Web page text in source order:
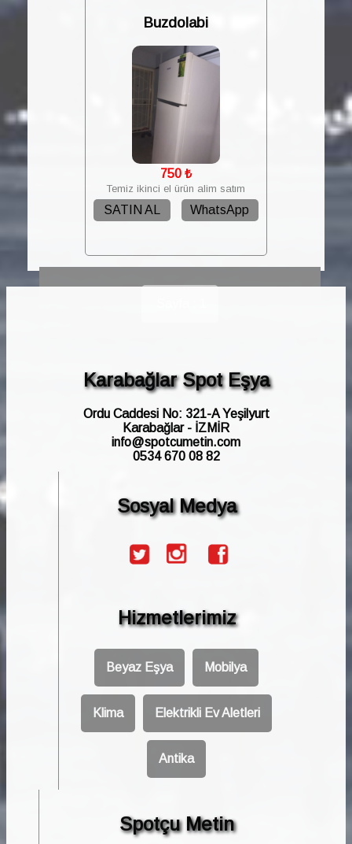
Buzdolabi
750₺
Temiz ikinci el ürün alim satım
SATIN AL WhatsApp
Karabağlar Spot Eşya
Ordu Caddesi No: 321-A Yeşilyurt
Karabağlar - İZMİR
info@spotcumetin.com
0534 670 08 82
Sosyal Medya
Hizmetlerimiz
Beyaz Eşya Mobilya
Klima Elektrikli Ev Aletleri
Antika
Spotçu Metin